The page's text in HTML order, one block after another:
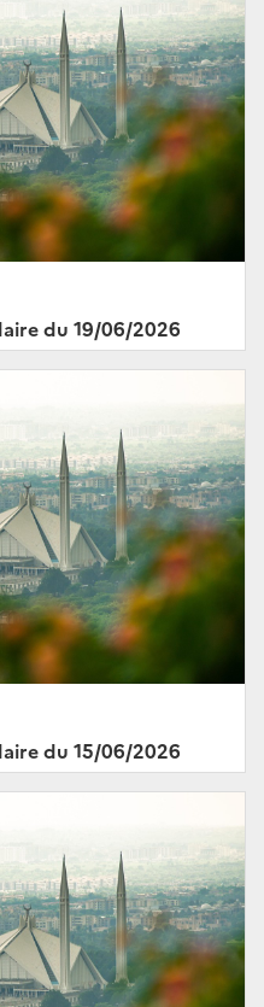
du 19/06/2026
du 15/06/2026